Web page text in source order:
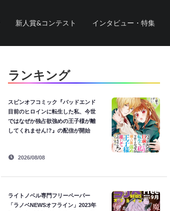
新人賞&コンテスト インタビュー・特集
ランキング
スピンオフコミック『バッドエンド
目前のヒロインに転生した私、今世
ではなぜか独占欲強めの王子様が離
してくれません!?』の配信が開始
2026/08/08
ライトノベル専門フリーペーパー
「ラノベNEWSオフライン」2023年